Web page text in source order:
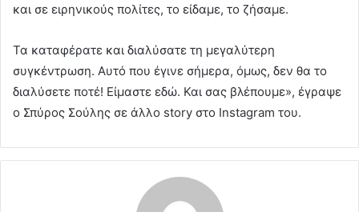
και σε ειρηνικούς πολίτες, το είδαμε, το ζήσαμε.
Τα καταφέρατε και διαλύσατε τη μεγαλύτερη
συγκέντρωση. Αυτό που έγινε σήμερα, όμως, δεν θα το
διαλύσετε ποτέ! Είμαστε εδώ. Και σας βλέπουμε», έγραψε
ο Σπύρος Σούλης σε άλλο story στο Instagram του.